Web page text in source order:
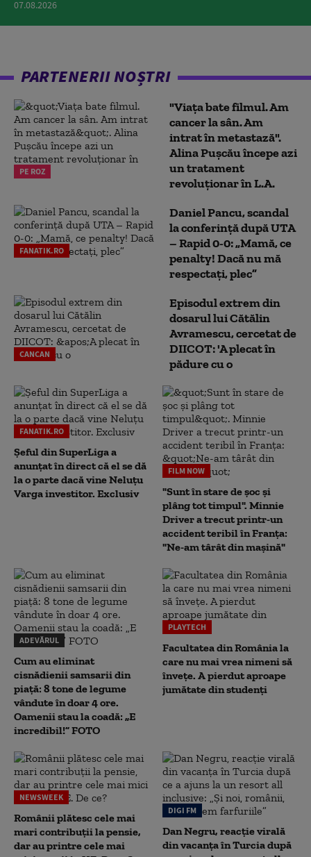
07.08.2026
PARTENERII NOȘTRI
PE ROZ
"Viața bate filmul. Am
cancer la sân. Am
intrat în metastază".
Alina Pușcău începe azi
un tratament
revoluționar în L.A.
FANATIK.RO
Daniel Pancu, scandal
la conferință după UTA
– Rapid 0-0: „Mamă, ce
penalty! Dacă nu mă
respectați, plec”
CANCAN
Episodul extrem din
dosarul lui Cătălin
Avramescu, cercetat de
DIICOT: 'A plecat în
pădure cu o
FANATIK.RO
Șeful din SuperLiga a
anunțat în direct că el se dă
la o parte dacă vine Neluțu
Varga investitor. Exclusiv
FILM NOW
"Sunt în stare de șoc și
plâng tot timpul". Minnie
Driver a trecut printr-un
accident teribil în Franța:
"Ne-am târât din mașină"
ADEVĂRUL
Cum au eliminat
cisnădienii samsarii din
piață: 8 tone de legume
vândute în doar 4 ore.
Oamenii stau la coadă: „E
incredibil!” FOTO
PLAYTECH
Facultatea din România la
care nu mai vrea nimeni să
înveţe. A pierdut aproape
jumătate din studenţi
NEWSWEEK
Românii plătesc cele mai
mari contribuții la pensie,
dar au printre cele mai
DIGI FM
Dan Negru, reacție virală
din vacanța în Turcia după